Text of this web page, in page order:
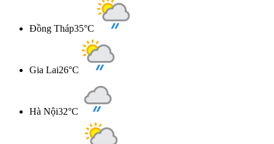
Đồng Tháp35°C
Gia Lai26°C
Hà Nội32°C